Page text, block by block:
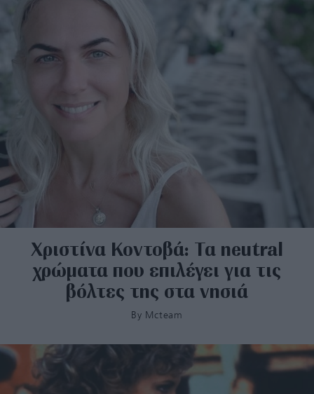
Χριστίνα Κοντοβά: Τα neutral
χρώματα που επιλέγει για τις
βόλτες της στα νησιά
By Mcteam